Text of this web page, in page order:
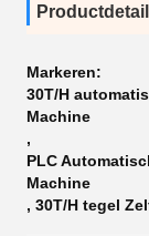
Markeren:
30T/H
Machine
,
PLC
Machine
, 30T/H tegel